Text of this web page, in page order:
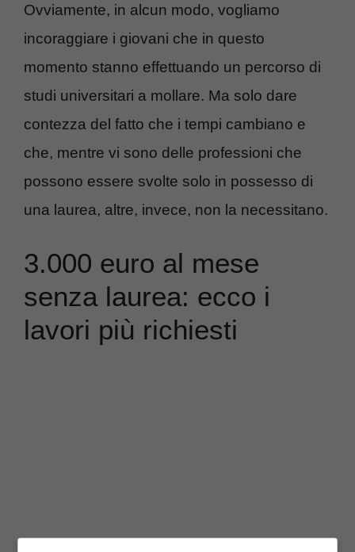
Ovviamente, in alcun modo, vogliamo
incoraggiare i giovani che in questo
momento stanno effettuando un percorso di
studi universitari a mollare. Ma solo dare
contezza del fatto che i tempi cambiano e
che, mentre vi sono delle professioni che
possono essere svolte solo in possesso di
una laurea, altre, invece, non la necessitano.
3.000 euro al mese
senza laurea: ecco i
lavori più richiesti